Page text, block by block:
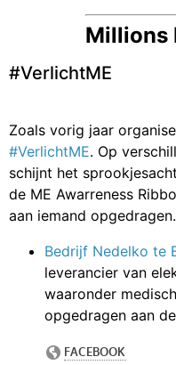
Millions
#VerlichtME
Zoals vorig jaar
#VerlichtME. Op
schijnt het
de ME Awarreness
aan iemand opgedragen.
Bedrijf Nedelko te
leverancier van
waaronder
opgedragen aan